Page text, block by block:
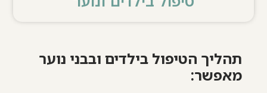
תהליך הטיפול בילדים ובבני נוער
מאפשר: